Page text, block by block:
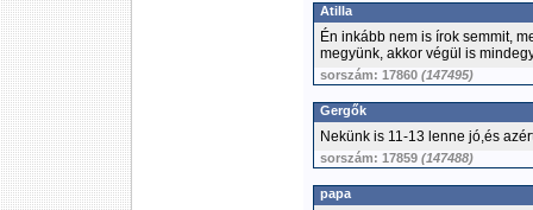
Atilla
Én inkább nem is írok semmit,
megyünk, akkor végül is
sorszám: 17860 (147495)
Gergők
Nekünk is 11-13 lenne jó,és
sorszám: 17859 (147488)
papa